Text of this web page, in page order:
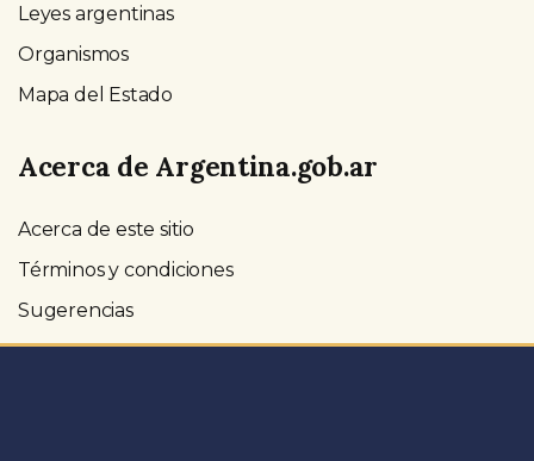
Leyes argentinas
Organismos
Mapa del Estado
Acerca de Argentina.gob.ar
Acerca de este sitio
Términos y condiciones
Sugerencias